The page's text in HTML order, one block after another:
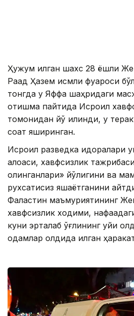
Ҳужум қилган шахс 28 ёшли
Раад Ҳазем исмли фуқароси
тонгда у Яффа шаҳридаги
отишма пайтида Исроил
томонидан йўқ қилинди, у
соат яширинган.
Исроил разведка идоралари
алоқаси, хавфсизлик
олинганлари» йўқлигини ва
рухсатисиз яшаётганини
Фаластин маъмуриятининг
хавфсизлик ходими,
куни эрталаб ўғлининг уйи
одамлар олдида қилган